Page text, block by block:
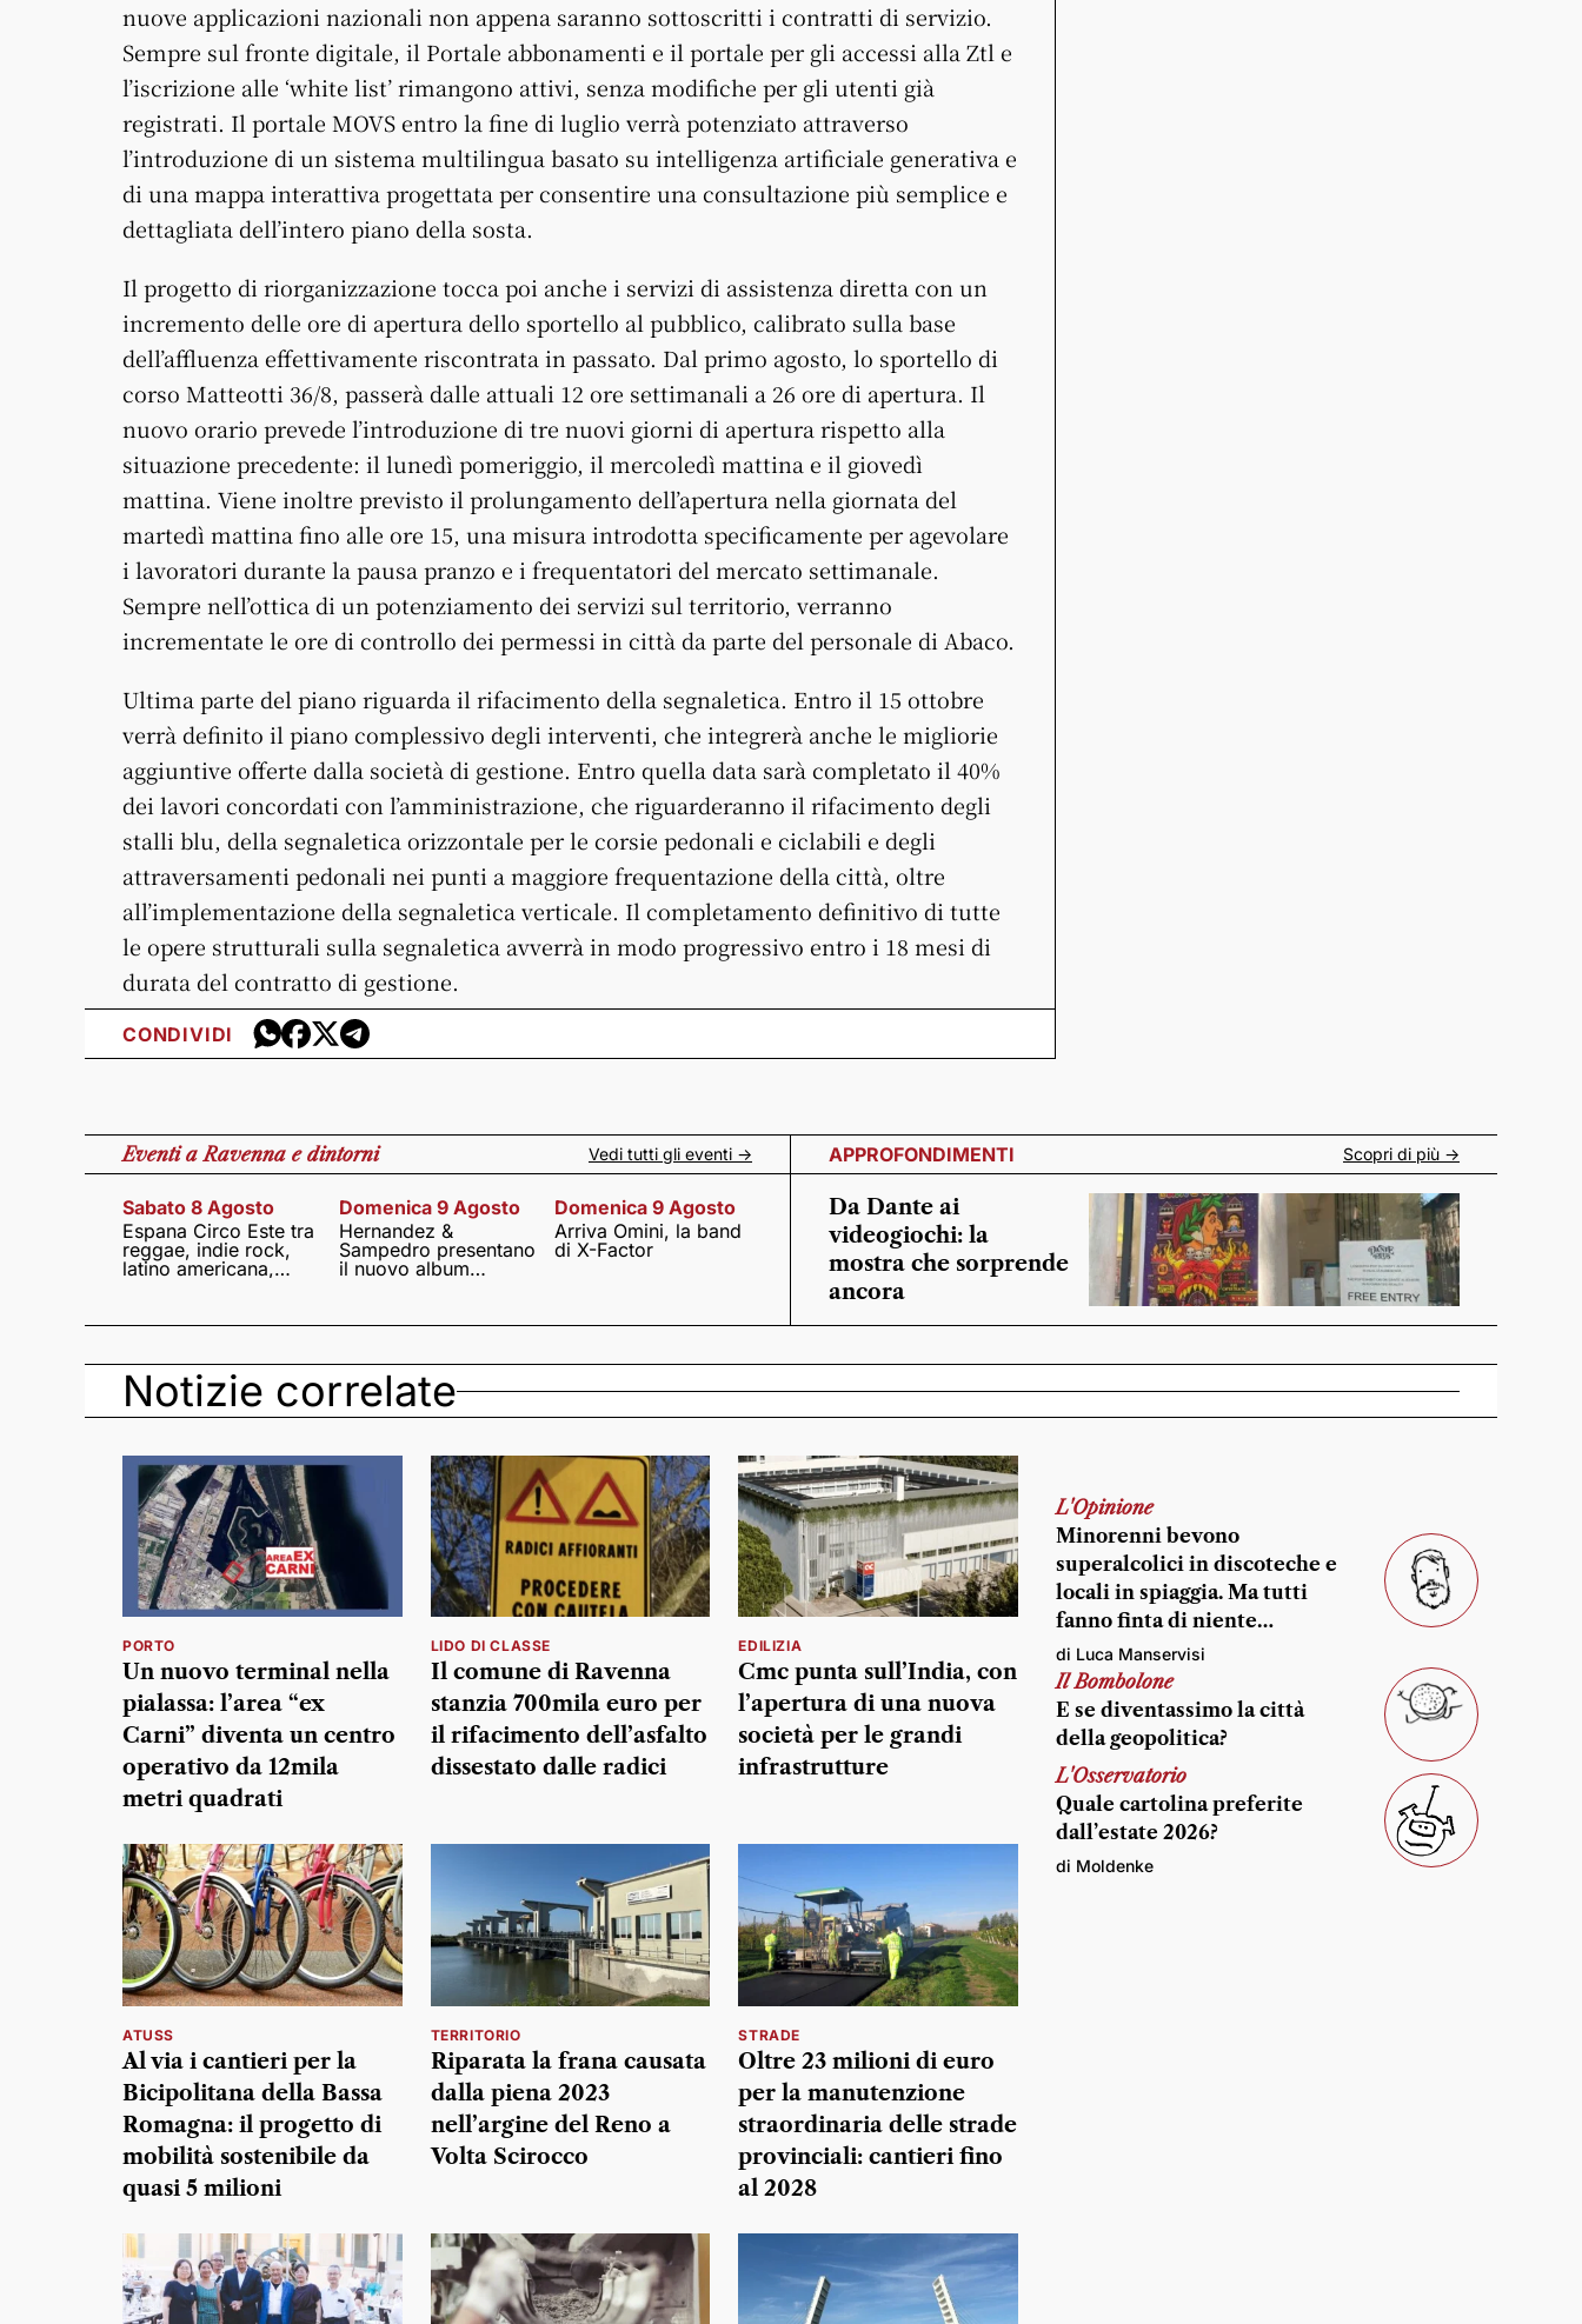
nuove applicazioni nazionali non appena saranno sottoscritti i contratti di servizio.
Sempre sul fronte digitale, il Portale abbonamenti e il portale per gli accessi alla Ztl e
l’iscrizione alle ‘white list’ rimangono attivi, senza modifiche per gli utenti già
registrati. Il portale MOVS entro la fine di luglio verrà potenziato attraverso
l’introduzione di un sistema multilingua basato su intelligenza artificiale generativa e
di una mappa interattiva progettata per consentire una consultazione più semplice e
dettagliata dell’intero piano della sosta.
Il progetto di riorganizzazione tocca poi anche i servizi di assistenza diretta con un
incremento delle ore di apertura dello sportello al pubblico, calibrato sulla base
dell’affluenza effettivamente riscontrata in passato. Dal primo agosto, lo sportello di
corso Matteotti 36/8, passerà dalle attuali 12 ore settimanali a 26 ore di apertura. Il
nuovo orario prevede l’introduzione di tre nuovi giorni di apertura rispetto alla
situazione precedente: il lunedì pomeriggio, il mercoledì mattina e il giovedì
mattina. Viene inoltre previsto il prolungamento dell’apertura nella giornata del
martedì mattina fino alle ore 15, una misura introdotta specificamente per agevolare
i lavoratori durante la pausa pranzo e i frequentatori del mercato settimanale.
Sempre nell’ottica di un potenziamento dei servizi sul territorio, verranno
incrementate le ore di controllo dei permessi in città da parte del personale di Abaco.
Ultima parte del piano riguarda il rifacimento della segnaletica. Entro il 15 ottobre
verrà definito il piano complessivo degli interventi, che integrerà anche le migliorie
aggiuntive offerte dalla società di gestione. Entro quella data sarà completato il 40%
dei lavori concordati con l’amministrazione, che riguarderanno il rifacimento degli
stalli blu, della segnaletica orizzontale per le corsie pedonali e ciclabili e degli
attraversamenti pedonali nei punti a maggiore frequentazione della città, oltre
all’implementazione della segnaletica verticale. Il completamento definitivo di tutte
le opere strutturali sulla segnaletica avverrà in modo progressivo entro i 18 mesi di
durata del contratto di gestione.
CONDIVIDI
Eventia Ravenna e dintorni Vedi tutti gli eventi ->
Sabato 8 Agosto
Espana Circo Este tra
reggae, indie rock,
latino americana,
Domenica 9 Agosto
Hernandez &
Sampedro presentano
il nuovo album
Domenica 9 Agosto
Arriva Omini, la band
di X-Factor
APPROFONDIMENTI Scopri di più ->
Da Dante ai
videogiochi: la
mostra che sorprende
ancora
Notizie correlate
PORTO
Un nuovo terminal nella
pialassa: l’area “ex
Carni” diventa un centro
operativo da 12mila
metri quadrati
LIDO DI CLASSE
Il comune di Ravenna
stanzia 700mila euro per
il rifacimento dell’asfalto
dissestato dalle radici
EDILIZIA
Cmc punta sull’India, con
l’apertura di una nuova
società per le grandi
infrastrutture
ATUSS
Al via i cantieri per la
Bicipolitana della Bassa
Romagna: il progetto di
mobilità sostenibile da
quasi 5 milioni
TERRITORIO
Riparata la frana causata
dalla piena 2023
nell’argine del Reno a
Volta Scirocco
STRADE
Oltre 23 milioni di euro
per la manutenzione
straordinaria delle strade
provinciali: cantieri fino
al 2028
L'Opinione
Minorenni bevono
superalcolici in discoteche e
locali in spiaggia. Ma tutti
fanno finta di niente…
di Luca Manservisi
Il Bombolone
E se diventassimo la città
della geopolitica?
L'Osservatorio
Quale cartolina preferite
dall’estate 2026?
di Moldenke